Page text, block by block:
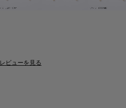
レビューを見る